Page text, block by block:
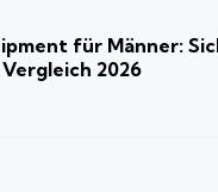
für Männer:
2026